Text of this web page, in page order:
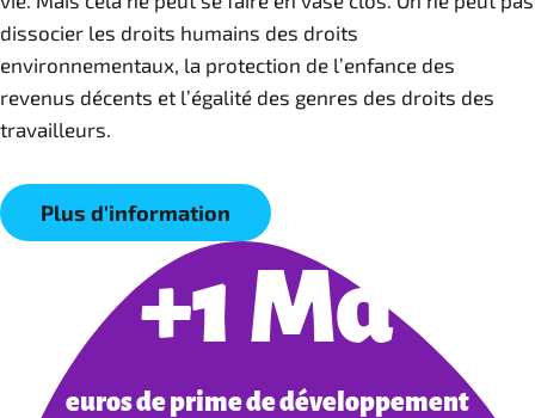
dissocier les droits humains des droits
environnementaux, la protection de l’enfance des
revenus décents et l’égalité des genres des droits des
travailleurs.
Plus d'information
+1 Md
euros de prime de développement